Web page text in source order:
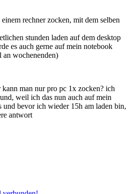
rechner zocken, mit dem selben
stunden laden auf dem desktop
es auch gerne auf mein notebook
an wochenenden)
kann man nur pro pc 1x zocken? ich
weil ich das nun auch auf mein
und bevor ich wieder 15h am laden bin,
antwort